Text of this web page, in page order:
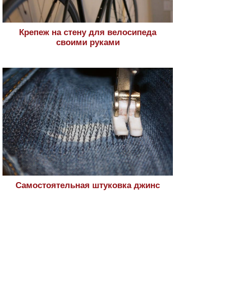
Крепеж на стену для велосипеда
своими руками
Самостоятельная штуковка джинс